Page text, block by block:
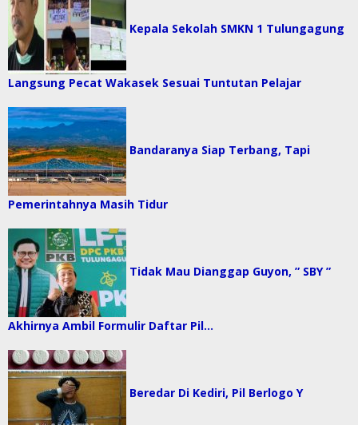
Kepala Sekolah SMKN 1 Tulungagung
Langsung Pecat Wakasek Sesuai Tuntutan Pelajar
Bandaranya Siap Terbang, Tapi
Pemerintahnya Masih Tidur
Tidak Mau Dianggap Guyon, ” SBY ”
Akhirnya Ambil Formulir Daftar Pil…
Beredar Di Kediri, Pil Berlogo Y